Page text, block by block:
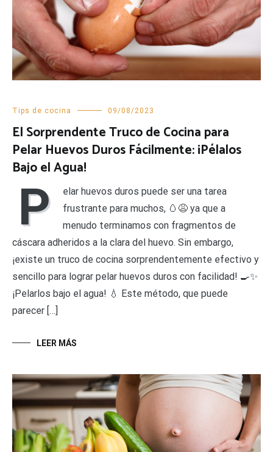
Tips de cocina 09/08/2023
El Sorprendente Truco de Cocina para
Pelar Huevos Duros Fácilmente: ¡Pélalos
Bajo el Agua!
P
elar huevos duros puede ser una tarea
frustrante para muchos, 🥚😩 ya que a
menudo terminamos con fragmentos de
cáscara adheridos a la clara del huevo. Sin embargo,
¡existe un truco de cocina sorprendentemente efectivo y
sencillo para lograr pelar huevos duros con facilidad! 🍳✨
¡Pelarlos bajo el agua! 💧 Este método, que puede
parecer […]
LEER MÁS